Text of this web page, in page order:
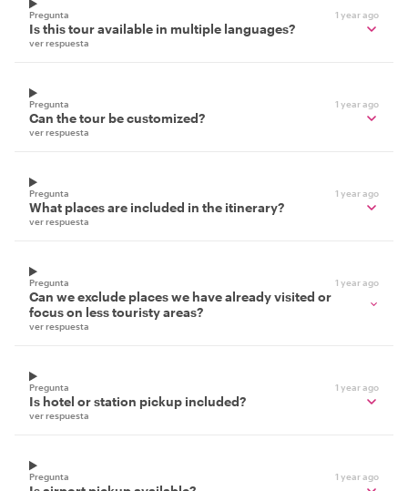
Pregunta 1 year ago
Is this tour available in multiple languages?
ver respuesta
Pregunta 1 year ago
Can the tour be customized?
ver respuesta
Pregunta 1 year ago
What places are included in the itinerary?
ver respuesta
Pregunta 1 year ago
Can we exclude places we have already visited or
focus on less touristy areas?
ver respuesta
Pregunta 1 year ago
Is hotel or station pickup included?
ver respuesta
Pregunta 1 year ago